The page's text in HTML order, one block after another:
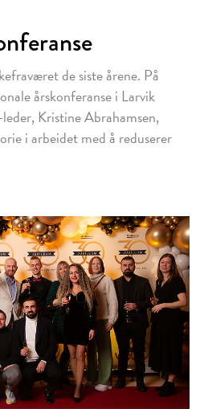
de siste årene. På
årskonferanse i Larvik
Kristine Abrahamsen,
i arbeidet med å reduserer